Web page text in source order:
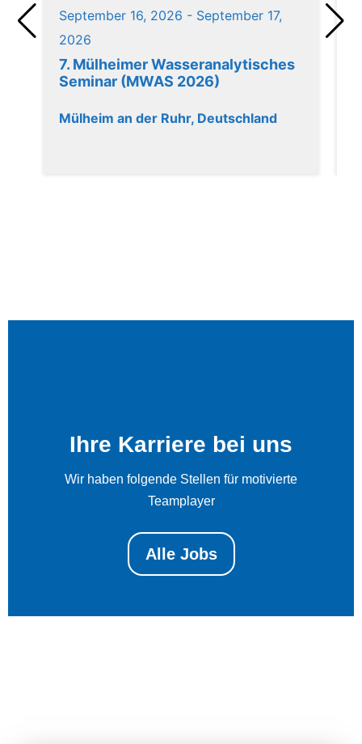
September 16, 2026 - September 17,
2026
7. Mülheimer Wasseranalytisches
Seminar (MWAS 2026)
Mülheim an der Ruhr, Deutschland
Ihre Karriere bei uns
Wir haben folgende Stellen für motivierte
Teamplayer
Alle Jobs